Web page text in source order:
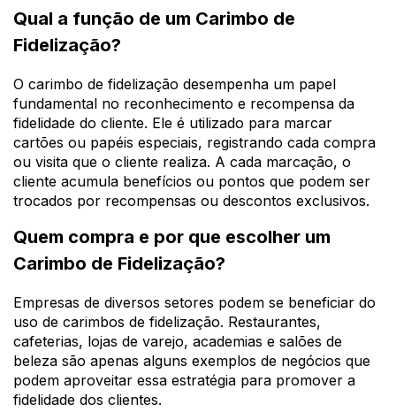
Qual a função de um Carimbo de
Fidelização?
O carimbo de fidelização desempenha um papel
fundamental no reconhecimento e recompensa da
fidelidade do cliente. Ele é utilizado para marcar
cartões ou papéis especiais, registrando cada compra
ou visita que o cliente realiza. A cada marcação, o
cliente acumula benefícios ou pontos que podem ser
trocados por recompensas ou descontos exclusivos.
Quem compra e por que escolher um
Carimbo de Fidelização?
Empresas de diversos setores podem se beneficiar do
uso de carimbos de fidelização. Restaurantes,
cafeterias, lojas de varejo, academias e salões de
beleza são apenas alguns exemplos de negócios que
podem aproveitar essa estratégia para promover a
fidelidade dos clientes.